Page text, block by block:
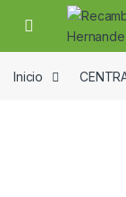
Skip to navigation
Skip to content
Open
Inicio